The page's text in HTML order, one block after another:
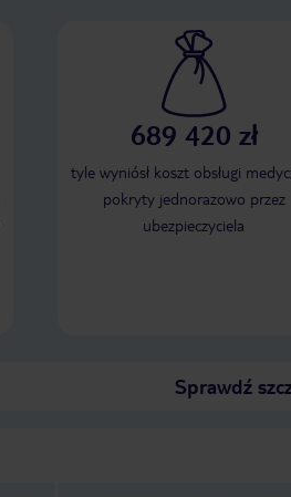
pobyt i z czystym
polecamy ten hotel
689 420 zł
tyle wyniósł koszt obsługi
pokryty jednorazowo przez
ubezpieczyciela
Sprawdź